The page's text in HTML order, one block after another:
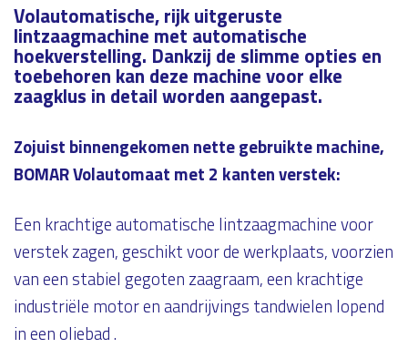
Volautomatische, rijk uitgeruste
lintzaagmachine met automatische
hoekverstelling. Dankzij de slimme opties en
toebehoren kan deze machine voor elke
zaagklus in detail worden aangepast.
Zojuist binnengekomen nette gebruikte machine,
BOMAR Volautomaat met 2 kanten verstek:
Een krachtige automatische lintzaagmachine voor
verstek zagen, geschikt voor de werkplaats, voorzien
van een stabiel gegoten zaagraam, een krachtige
industriële motor en aandrijvings tandwielen lopend
in een oliebad .